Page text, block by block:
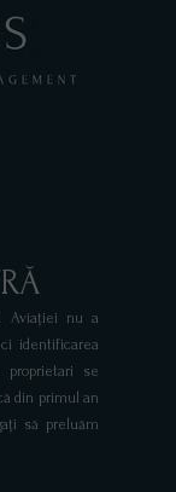
Aviației nu a
identificarea
se
din primul an
să preluăm